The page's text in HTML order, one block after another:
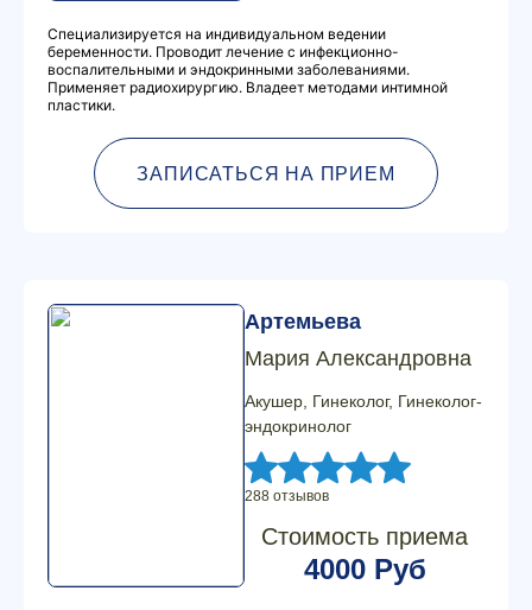
Специализируется на индивидуальном ведении
беременности. Проводит лечение с инфекционно-
воспалительными и эндокринными заболеваниями.
Применяет радиохирургию. Владеет методами интимной
пластики.
ЗАПИСАТЬСЯ НА ПРИЕМ
Артемьева
Мария Александровна
Акушер, Гинеколог, Гинеколог-
эндокринолог
288 отзывов
Стоимость приема
4000 Руб